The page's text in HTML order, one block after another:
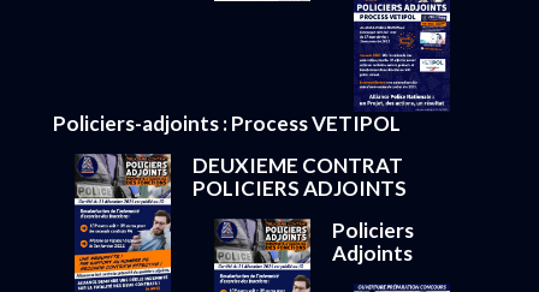
Policiers-adjoints : Process VETIPOL
DEUXIEME CONTRAT
POLICIERS ADJOINTS
Policiers
Adjoints